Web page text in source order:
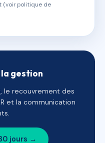
(voir politique de
gestion
le recouvrement des
et la communication
jours →